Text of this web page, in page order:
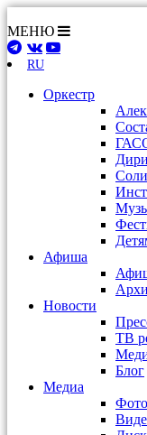
МЕНЮ
RU
Оркестр
Афиша
Новости
ТВ
Блог
Медиа